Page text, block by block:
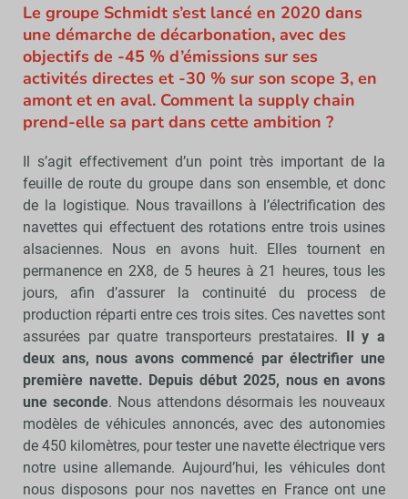
Le groupe Schmidt s’est lancé en 2020 dans
une démarche de décarbonation, avec des
objectifs de -45 % d’émissions sur ses
activités directes et -30 % sur son scope 3, en
amont et en aval. Comment la supply chain
prend-elle sa part dans cette ambition ?
Il s’agit effectivement d’un point très important de la
feuille de route du groupe dans son ensemble, et donc
de la logistique. Nous travaillons à l’électrification des
navettes qui effectuent des rotations entre trois usines
alsaciennes. Nous en avons huit. Elles tournent en
permanence en 2X8, de 5 heures à 21 heures, tous les
jours, afin d’assurer la continuité du process de
production réparti entre ces trois sites. Ces navettes sont
assurées par quatre transporteurs prestataires. Il y a
deux ans, nous avons commencé par électrifier une
première navette. Depuis début 2025, nous en avons
une seconde. Nous attendons désormais les nouveaux
modèles de véhicules annoncés, avec des autonomies
de 450 kilomètres, pour tester une navette électrique vers
notre usine allemande. Aujourd’hui, les véhicules dont
nous disposons pour nos navettes en France ont une